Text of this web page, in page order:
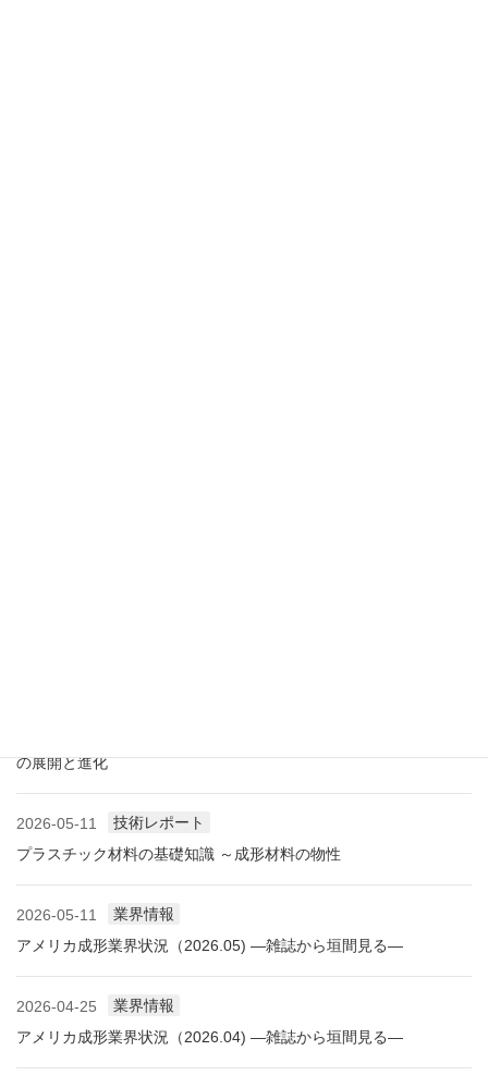
の展開と進化
2026-05-11
技術レポート
プラスチック材料の基礎知識 ～成形材料の物性
2026-05-11
業界情報
アメリカ成形業界状況（2026.05) ―雑誌から垣間見る―
2026-04-25
業界情報
アメリカ成形業界状況（2026.04) ―雑誌から垣間見る―